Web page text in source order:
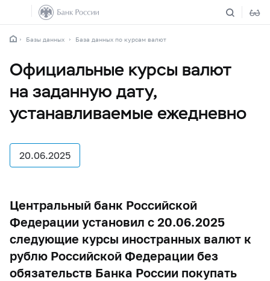
Базы данных База данных по курсам валют
Официальные курсы валют
на заданную дату,
устанавливаемые ежедневно
20.06.2025
Центральный банк Российской
Федерации установил с 20.06.2025
следующие курсы иностранных валют к
рублю Российской Федерации без
обязательств Банка России покупать